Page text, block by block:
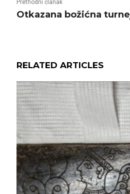
Prethodni članak
Otkazana božićna
RELATED ARTICLES